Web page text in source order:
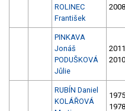
ROLINEC
František
2008
PINKAVA
Jonáš
PODUŠKOVÁ
Jůlie
2011
2010
RUBÍN Daniel
KOLÁŘOVÁ
1975
1978